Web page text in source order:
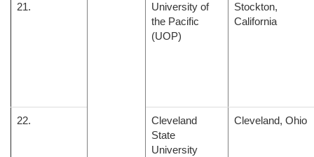
21.
University of
the Pacific
(UOP)
Stockton,
California
22.
Cleveland
State
University
Cleveland, Ohio